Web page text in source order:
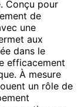
Conçu pour
de
une
aux
dans le
efficacement
À mesure
un rôle de